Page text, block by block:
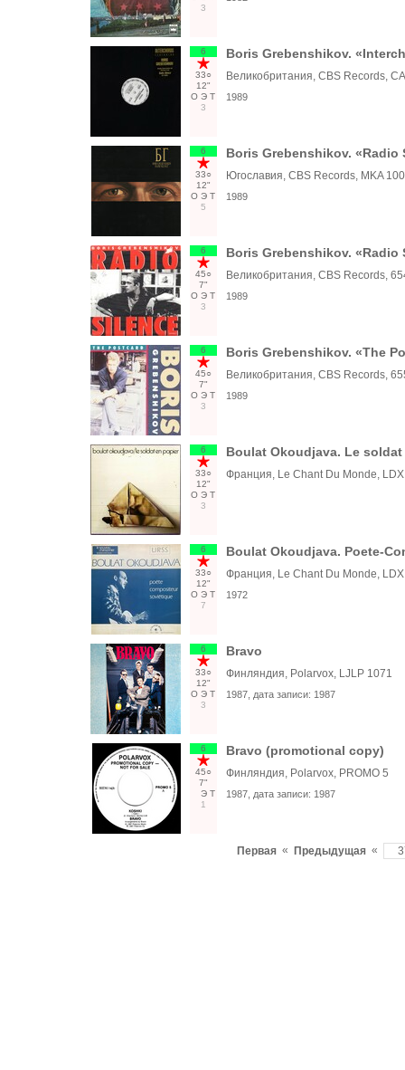
3
6
33○
12"
О Э Т
3
Boris Grebenshikov.
Великобритания, CBS Records,
1989
6
33○
12"
О Э Т
5
Boris Grebenshikov. «Radio
Югославия, CBS Records, MKA
1989
6
45○
7"
О Э Т
3
Boris Grebenshikov. «Radio
Великобритания, CBS Records,
1989
6
45○
7"
О Э Т
3
Boris Grebenshikov. «The
Великобритания, CBS Records,
1989
6
33○
12"
О Э Т
3
Boulat Okoudjava. Le
Франция, Le Chant Du Monde,
6
33○
12"
О Э Т
7
Boulat Okoudjava. Poete-
Франция, Le Chant Du Monde,
1972
6
33○
12"
О Э Т
3
Bravo
Финляндия, Polarvox, LJLP 1071
1987 , дата записи: 1987
6
45○
7"
Э Т
1
Bravo (promotional copy)
Финляндия, Polarvox, PROMO 5
1987 , дата записи: 1987
Первая « Предыдущая «